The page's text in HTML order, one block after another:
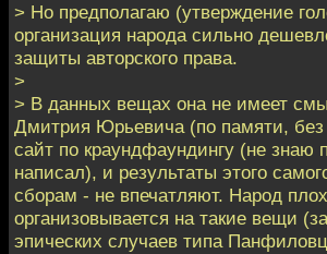
> Но предполагаю (утверждение
организация народа сильно
защиты авторского права.
>
> В данных вещах она не имеет
Дмитрия Юрьевича (по памяти, без
сайт по краундфаундингу (не знаю
написал), и результаты этого
сборам - не впечатляют. Народ
организовывается на такие вещи
эпических случаев типа